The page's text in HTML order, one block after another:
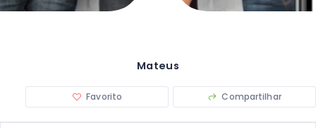
Mateus
Favorito Compartilhar